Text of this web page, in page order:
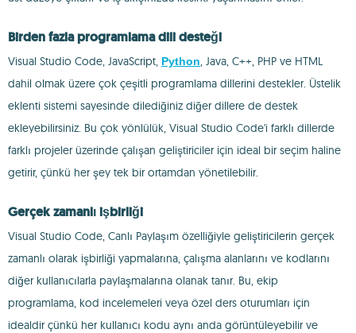
Birden fazla programlama dili desteği
Visual Studio Code, JavaScript, Python, Java, C++, PHP ve HTML
dahil olmak üzere çok çeşitli programlama dillerini destekler. Üstelik
eklenti sistemi sayesinde dilediğiniz diğer dillere de destek
ekleyebilirsiniz. Bu çok yönlülük, Visual Studio Code'i farklı dillerde
farklı projeler üzerinde çalışan geliştiriciler için ideal bir seçim haline
getirir, çünkü her şey tek bir ortamdan yönetilebilir.
Gerçek zamanlı işbirliği
Visual Studio Code, Canlı Paylaşım özelliğiyle geliştiricilerin gerçek
zamanlı olarak işbirliği yapmalarına, çalışma alanlarını ve kodlarını
diğer kullanıcılarla paylaşmalarına olanak tanır. Bu, ekip
programlama, kod incelemeleri veya özel ders oturumları için
idealdir çünkü her kullanıcı kodu aynı anda görüntüleyebilir ve